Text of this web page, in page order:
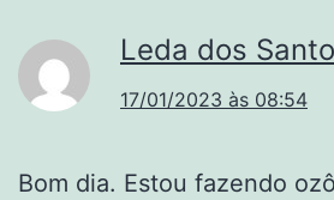
Leda dos
17/01/2023 às 08:54
Bom dia. Estou fazendo